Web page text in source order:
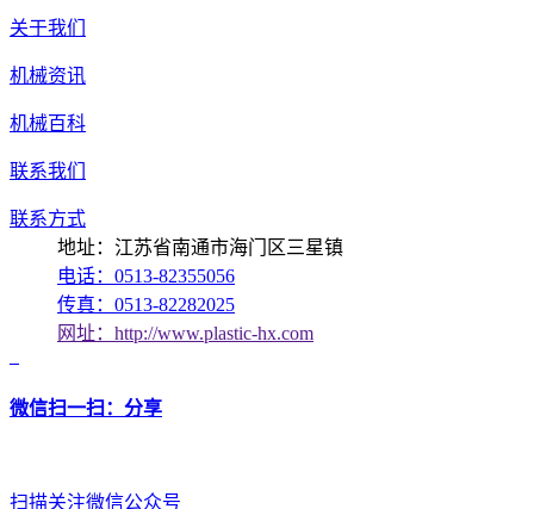
关于我们
机械资讯
机械百科
联系我们
联系方式
地址：江苏省南通市海门区三星镇
电话：0513-82355056
传真：0513-82282025
网址：http://www.plastic-hx.com
微信扫一扫：分享
扫描关注微信公众号